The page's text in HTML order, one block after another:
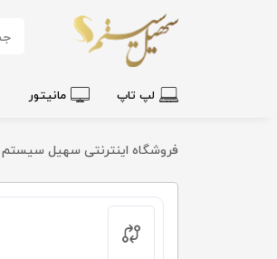
لپ تاپ مانیتور
فروشگاه اینترنتی سهیل سیستم